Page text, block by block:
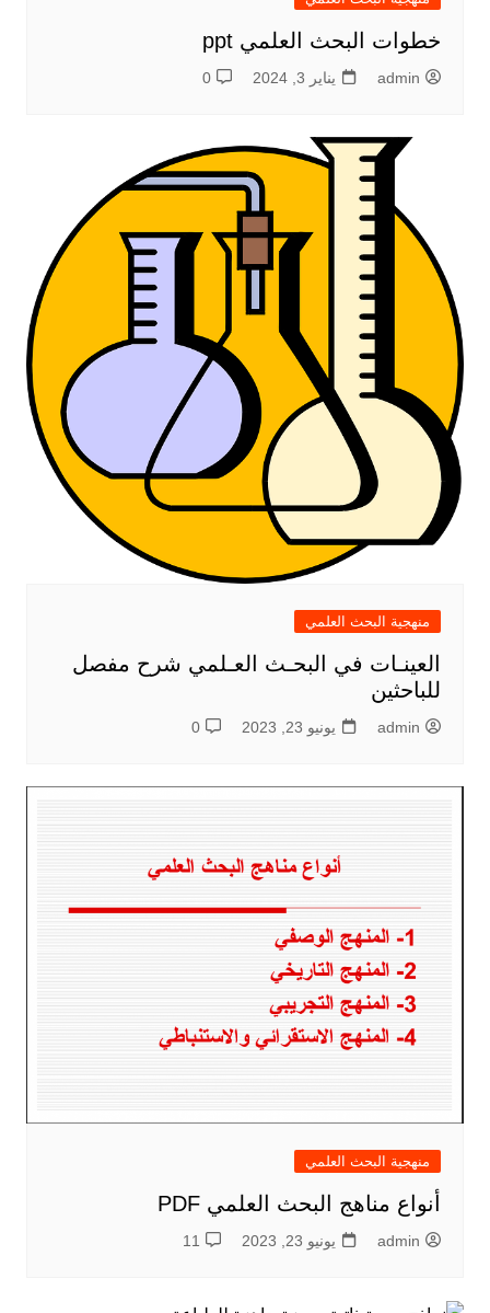
خطوات البحث العلمي ppt
admin يناير 3, 2024 0
منهجية البحث العلمي
العينـات في البحـث العـلمي شرح مفصل
للباحثين
admin يونيو 23, 2023 0
منهجية البحث العلمي
أنواع مناهج البحث العلمي PDF
admin يونيو 23, 2023 11